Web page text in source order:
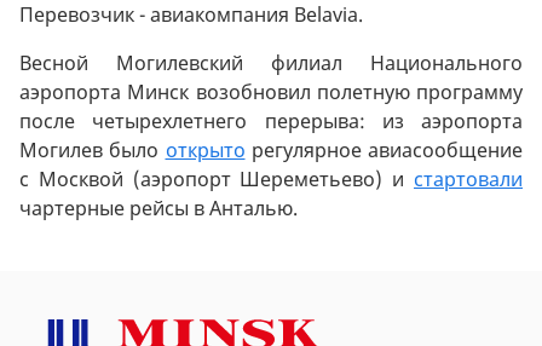
Перевозчик - авиакомпания Belavia.
Весной Могилевский филиал Национального
аэропорта Минск возобновил полетную программу
после четырехлетнего перерыва: из аэропорта
Могилев было открыто регулярное авиасообщение
с Москвой (аэропорт Шереметьево) и стартовали
чартерные рейсы в Анталью.